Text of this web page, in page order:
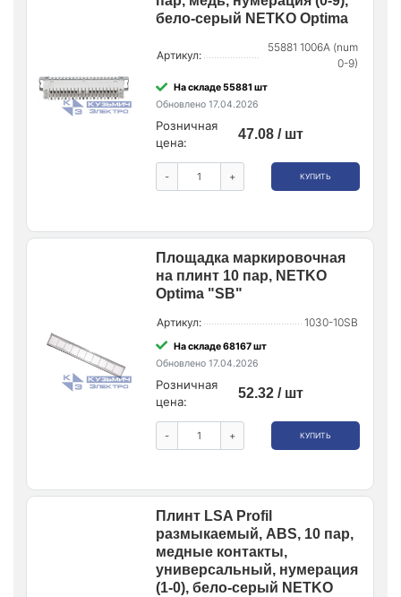
бело-серый NETKO Optima
Артикул:
55881 1006A (num
0-9)
На складе 55881 шт
Обновлено 17.04.2026
Розничная
цена:
47.08 / шт
- + КУПИТЬ
Площадка маркировочная
на плинт 10 пар, NETKO
Optima "SB"
Артикул: 1030-10SB
На складе 68167 шт
Обновлено 17.04.2026
Розничная
цена:
52.32 / шт
- + КУПИТЬ
Плинт LSA Profil
размыкаемый, ABS, 10 пар,
медные контакты,
универсальный, нумерация
(1-0), бело-серый NETKO